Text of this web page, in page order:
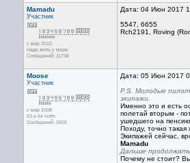
Mamadu
Участник
с мар 2010
Надо жить у моря
Сообщений: 11738
Дата: 04 Июн 2017
5547, 6655
Rch2191, Roving
Moose
Участник
с мар 2008
53 и 54 north
Сообщений: 2605
Дата: 05 Июн 2017
P.S. Молодые
экипажи.
Именно это и есть
полетай вторым -
ушедшего на
Походу, точно
Экипажей сейчас,
Mamadu
Дальше
Почему не стоит?